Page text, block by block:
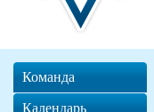
Команда
Календарь